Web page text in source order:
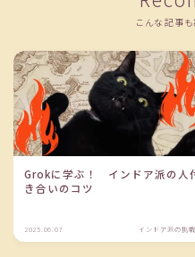
こんな記事も
Grokに学ぶ！ インドア派の人
き合いのコツ
2025.06.07 インドア派の挑戦